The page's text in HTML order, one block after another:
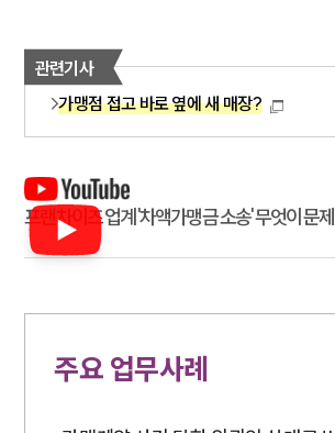
관련기사
가맹점 접고 바로 옆에 새 매장?
프랜차이즈 업계 '차액가맹금 소송' 무엇이
주요 업무사례